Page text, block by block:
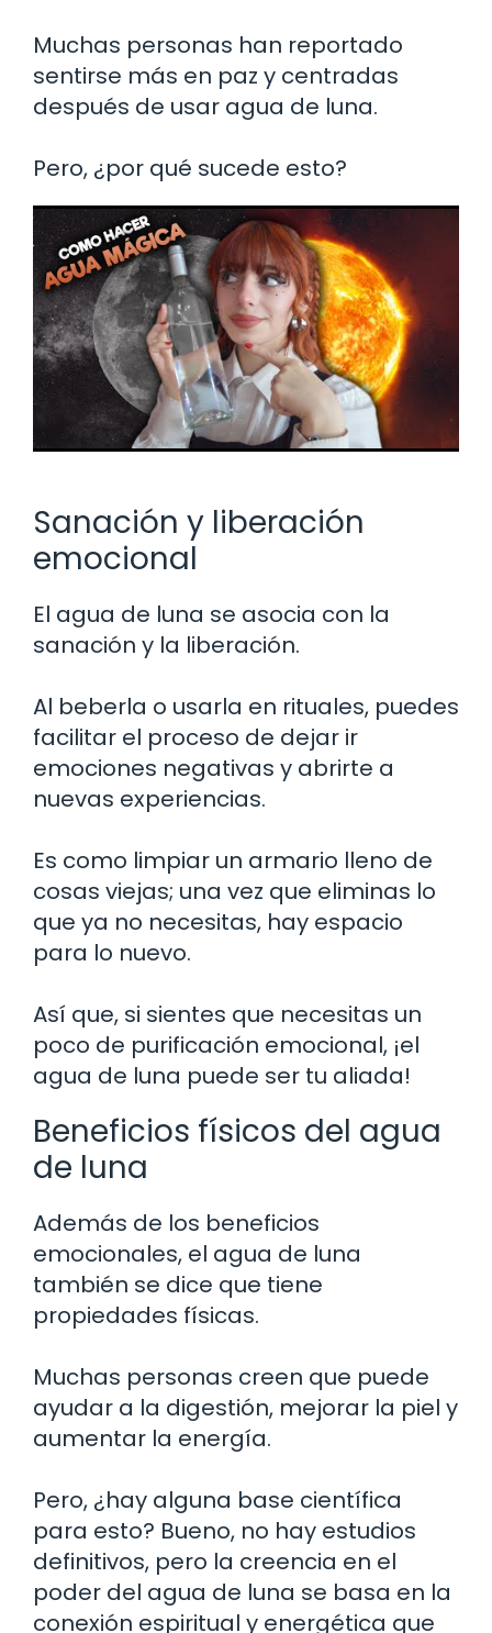
Muchas personas han reportado
sentirse más en paz y centradas
después de usar agua de luna.
Pero, ¿por qué sucede esto?
Sanación y liberación
emocional
El agua de luna se asocia con la
sanación y la liberación.
Al beberla o usarla en rituales, puedes
facilitar el proceso de dejar ir
emociones negativas y abrirte a
nuevas experiencias.
Es como limpiar un armario lleno de
cosas viejas; una vez que eliminas lo
que ya no necesitas, hay espacio
para lo nuevo.
Así que, si sientes que necesitas un
poco de purificación emocional, ¡el
agua de luna puede ser tu aliada!
Beneficios físicos del agua
de luna
Además de los beneficios
emocionales, el agua de luna
también se dice que tiene
propiedades físicas.
Muchas personas creen que puede
ayudar a la digestión, mejorar la piel y
aumentar la energía.
Pero, ¿hay alguna base científica
para esto? Bueno, no hay estudios
definitivos, pero la creencia en el
poder del agua de luna se basa en la
conexión espiritual y energética que